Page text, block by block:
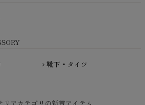
イティブ）
chevron_right 靴下・タイツ